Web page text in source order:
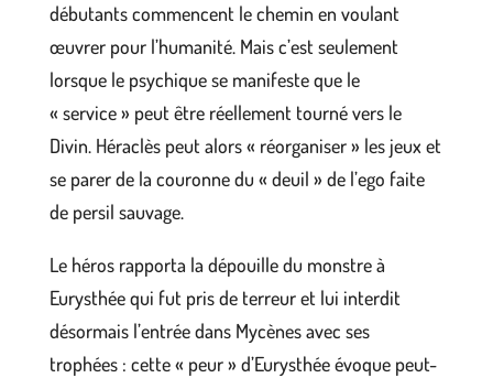
débutants commencent le chemin en voulant
œuvrer pour l’humanité. Mais c’est seulement
lorsque le psychique se manifeste que le
« service » peut être réellement tourné vers le
Divin. Héraclès peut alors « réorganiser » les jeux et
se parer de la couronne du « deuil » de l’ego faite
de persil sauvage.
Le héros rapporta la dépouille du monstre à
Eurysthée qui fut pris de terreur et lui interdit
désormais l’entrée dans Mycènes avec ses
trophées : cette « peur » d’Eurysthée évoque peut-